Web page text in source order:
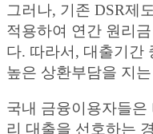
그러나, 기존 DSR제
적용하여 연간 원리
다. 따라서, 대출기간
높은 상환부담을 지
국내 금융이용자들
리 대출을 선호하는